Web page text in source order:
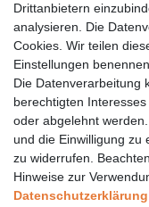
Öffnungszeiten finden
E-MAIL **
Newsletter
Honig
Hiermit bestätige ich, dass
Meine Einwilligung kann
Drittanbietern
analysieren. Die
Cookies. Wir teilen
Einstellungen benennen.
Die Datenverarbeitung
berechtigten
oder abgelehnt
und die Einwilligung zu
zu widerrufen.
Hinweise zur
Daten­schutz­erklärung